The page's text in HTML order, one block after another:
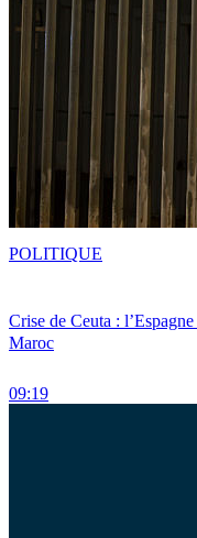
Crise de Ceuta :
Maroc
09:19
POLITIQUE